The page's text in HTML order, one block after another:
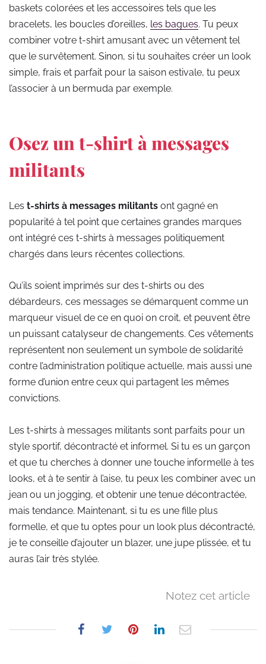
baskets colorées et les accessoires tels que les
bracelets, les boucles d’oreilles, les bagues. Tu peux
combiner votre t-shirt amusant avec un vêtement tel
que le survêtement. Sinon, si tu souhaites créer un look
simple, frais et parfait pour la saison estivale, tu peux
l’associer à un bermuda par exemple.
Osez un t-shirt à messages
militants
Les t-shirts à messages militants ont gagné en
popularité à tel point que certaines grandes marques
ont intégré ces t-shirts à messages politiquement
chargés dans leurs récentes collections.
Qu’ils soient imprimés sur des t-shirts ou des
débardeurs, ces messages se démarquent comme un
marqueur visuel de ce en quoi on croit, et peuvent être
un puissant catalyseur de changements. Ces vêtements
représentent non seulement un symbole de solidarité
contre l’administration politique actuelle, mais aussi une
forme d’union entre ceux qui partagent les mêmes
convictions.
Les t-shirts à messages militants sont parfaits pour un
style sportif, décontracté et informel. Si tu es un garçon
et que tu cherches à donner une touche informelle à tes
looks, et à te sentir à l’aise, tu peux les combiner avec un
jean ou un jogging, et obtenir une tenue décontractée,
mais tendance. Maintenant, si tu es une fille plus
formelle, et que tu optes pour un look plus décontracté,
je te conseille d’ajouter un blazer, une jupe plissée, et tu
auras l’air très stylée.
Notez cet article